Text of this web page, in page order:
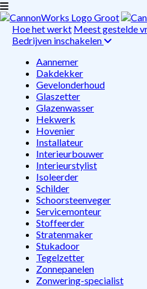
Hoe het werkt Meest gestelde
Bedrijven inschakelen
Aannemer
Dakdekker
Gevelonderhoud
Glaszetter
Glazenwasser
Hekwerk
Hovenier
Installateur
Interieurbouwer
Interieurstylist
Isoleerder
Schilder
Schoorsteenveger
Servicemonteur
Stoffeerder
Stratenmaker
Stukadoor
Tegelzetter
Zonnepanelen
Zonwering-specialist